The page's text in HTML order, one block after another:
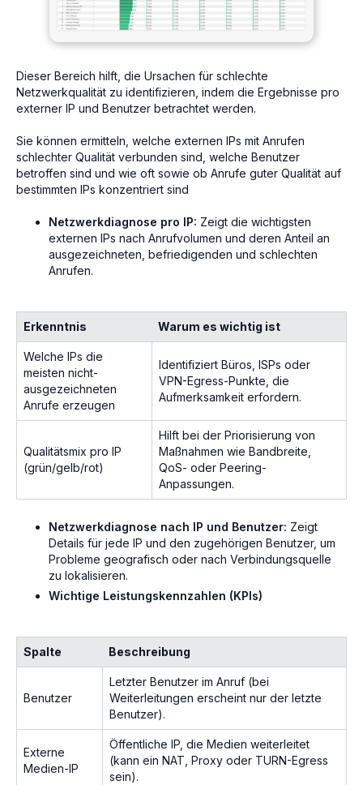
Dieser Bereich hilft, die Ursachen für schlechte
Netzwerkqualität zu identifizieren, indem die Ergebnisse pro
externer IP und Benutzer betrachtet werden.
Sie können ermitteln, welche externen IPs mit Anrufen
schlechter Qualität verbunden sind, welche Benutzer
betroffen sind und wie oft sowie ob Anrufe guter Qualität auf
bestimmten IPs konzentriert sind
Netzwerkdiagnose pro IP: Zeigt die wichtigsten
externen IPs nach Anrufvolumen und deren Anteil an
ausgezeichneten, befriedigenden und schlechten
Anrufen.
Erkenntnis Warum es wichtig ist
Welche IPs die
meisten nicht-
ausgezeichneten
Anrufe erzeugen
Identifiziert Büros, ISPs oder
VPN-Egress-Punkte, die
Aufmerksamkeit erfordern.
Qualitätsmix pro IP
(grün/gelb/rot)
Hilft bei der Priorisierung von
Maßnahmen wie Bandbreite,
QoS- oder Peering-
Anpassungen.
Netzwerkdiagnose nach IP und Benutzer: Zeigt
Details für jede IP und den zugehörigen Benutzer, um
Probleme geografisch oder nach Verbindungsquelle
zu lokalisieren.
Wichtige Leistungskennzahlen (KPIs)
Spalte Beschreibung
Benutzer
Letzter Benutzer im Anruf (bei
Weiterleitungen erscheint nur der letzte
Benutzer).
Externe
Medien-IP
Öffentliche IP, die Medien weiterleitet
(kann ein NAT, Proxy oder TURN-Egress
sein).